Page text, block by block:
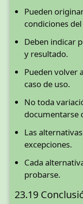
Pueden
condiciones
Deben indicar
y resultado.
Pueden volver
caso de uso.
No toda
documentarse
Las
excepciones.
Cada
probarse.
23.19